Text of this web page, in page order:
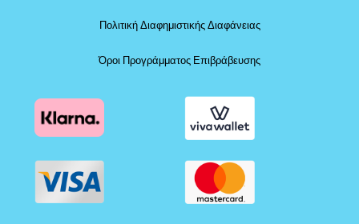
Πολιτική Διαφημιστικής Διαφάνειας
Όροι Προγράμματος Επιβράβευσης